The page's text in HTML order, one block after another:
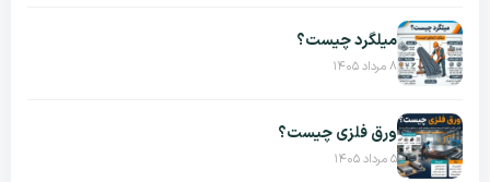
میلگرد چیست؟
۸ مرداد ۱۴۰۵
ورق فلزی چیست؟
۵ مرداد ۱۴۰۵